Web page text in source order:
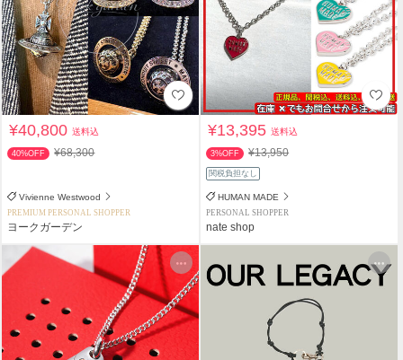
¥40,800送料込
40%OFF ¥68,300
Vivienne Westwood
PREMIUM PERSONAL SHOPPER
ヨークガーデン
¥13,395送料込
3%OFF ¥13,950
関税負担なし
HUMAN MADE
PERSONAL SHOPPER
nate shop